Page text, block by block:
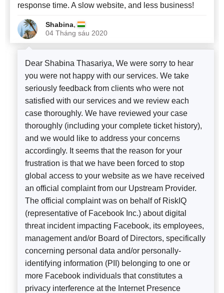
response time. A slow website, and less business!
Shabina,
04 Tháng sáu 2020
Dear Shabina Thasariya, We were sorry to hear
you were not happy with our services. We take
seriously feedback from clients who were not
satisfied with our services and we review each
case thoroughly. We have reviewed your case
thoroughly (including your complete ticket history),
and we would like to address your concerns
accordingly. It seems that the reason for your
frustration is that we have been forced to stop
global access to your website as we have received
an official complaint from our Upstream Provider.
The official complaint was on behalf of RiskIQ
(representative of Facebook Inc.) about digital
threat incident impacting Facebook, its employees,
management and/or Board of Directors, specifically
concerning personal data and/or personally-
identifying information (PII) belonging to one or
more Facebook individuals that constitutes a
privacy interference at the Internet Presence